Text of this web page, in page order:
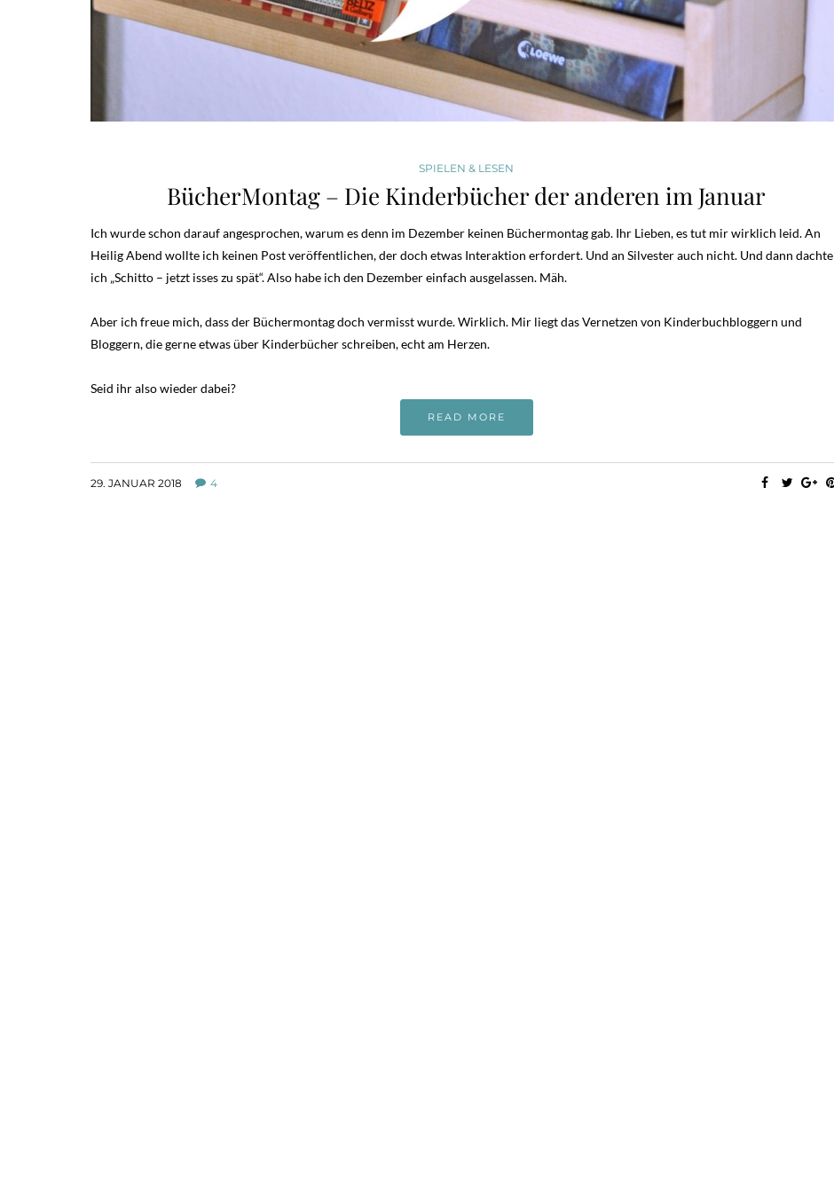
SPIELEN & LESEN
BücherMontag – Die Kinderbücher der anderen im Januar
Ich wurde schon darauf angesprochen, warum es denn im Dezember keinen Büchermontag gab. Ihr Lieben, es tut mir wirklich leid. An
Heilig Abend wollte ich keinen Post veröffentlichen, der doch etwas Interaktion erfordert. Und an Silvester auch nicht. Und dann dachte
ich „Schitto – jetzt isses zu spät“. Also habe ich den Dezember einfach ausgelassen. Mäh.
Aber ich freue mich, dass der Büchermontag doch vermisst wurde. Wirklich. Mir liegt das Vernetzen von Kinderbuchbloggern und
Bloggern, die gerne etwas über Kinderbücher schreiben, echt am Herzen.
Seid ihr also wieder dabei?
READ MORE
29. JANUAR 2018 4